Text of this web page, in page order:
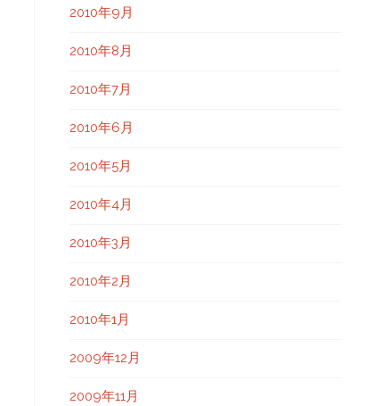
2010年9月
2010年8月
2010年7月
2010年6月
2010年5月
2010年4月
2010年3月
2010年2月
2010年1月
2009年12月
2009年11月